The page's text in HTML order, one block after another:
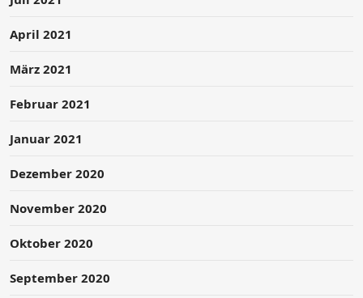
April 2021
März 2021
Februar 2021
Januar 2021
Dezember 2020
November 2020
Oktober 2020
September 2020